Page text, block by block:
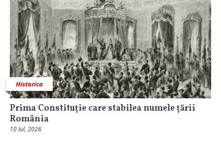
Historica
Prima Constituție care stabilea numele țării
România
10 Iul, 2026